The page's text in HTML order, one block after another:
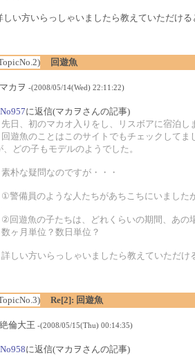
しい方いらっしゃいましたら教えていただける
回遊魚
カヲ -(2008/05/14(Wed) 22:11:22)
No957に返信(マカヲさんの記事)
先日、初のマカオ入りをし、リスボアに宿泊し
回遊魚のことはこのサイトでもチェックして
、どの子もモデルのようでした。
素朴な疑問なのですが・・・
①警備員のような人たちがあちこちにいました
②回遊魚の子たちは、どれくらいの期間、あの
数ヶ月単位？数日単位？
詳しい方いらっしゃいましたら教えていただけ
Re[2]: 回遊魚
倫大王 -(2008/05/15(Thu) 00:14:35)
No958に返信(マカヲさんの記事)